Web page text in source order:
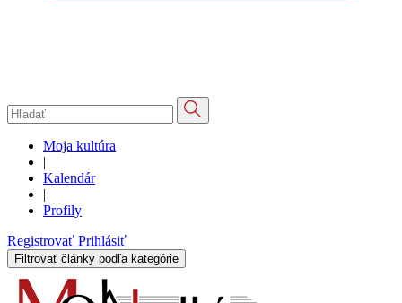
Moja kultúra
|
Kalendár
|
Profily
Registrovať Prihlásiť
Filtrovať články podľa kategórie